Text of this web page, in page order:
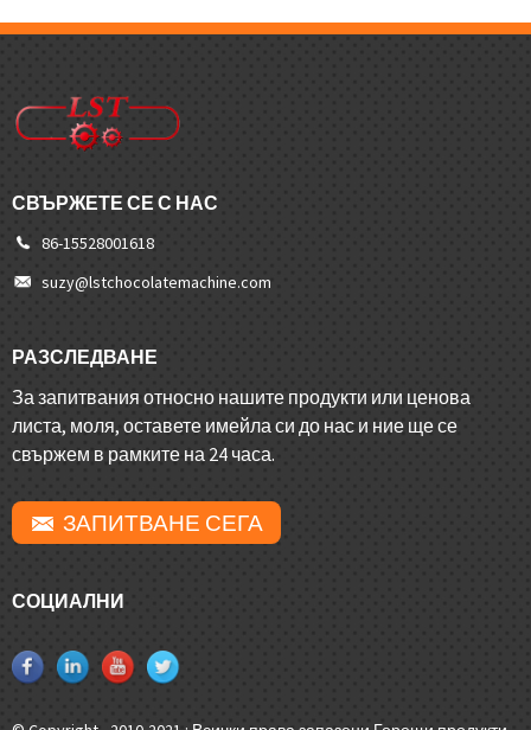
СВЪРЖЕТЕ СЕ С НАС
86-15528001618
suzy@lstchocolatemachine.com
РАЗСЛЕДВАНЕ
За запитвания относно нашите продукти или ценова
листа, моля, оставете имейла си до нас и ние ще се
свържем в рамките на 24 часа.
ЗАПИТВАНЕ СЕГА
СОЦИАЛНИ